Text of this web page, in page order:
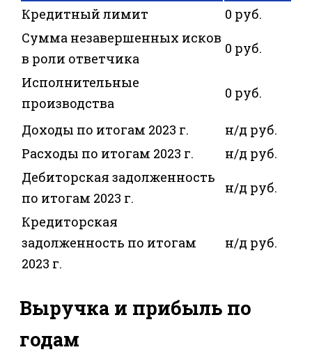
Кредитный лимит
0 руб.
Сумма незавершенных исков
в роли ответчика
0 руб.
Исполнительные
производства
0 руб.
Доходы по итогам 2023 г.
н/д руб.
Расходы по итогам 2023 г.
н/д руб.
Дебиторская задолженность
по итогам 2023 г.
н/д руб.
Кредиторская
задолженность по итогам
2023 г.
н/д руб.
Выручка и прибыль по
годам